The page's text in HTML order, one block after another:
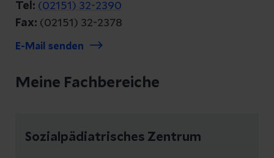
Tel: (02151) 32-2390
Fax: (02151) 32-2378
E-Mail senden
Meine Fachbereiche
Sozialpädiatrisches Zentrum